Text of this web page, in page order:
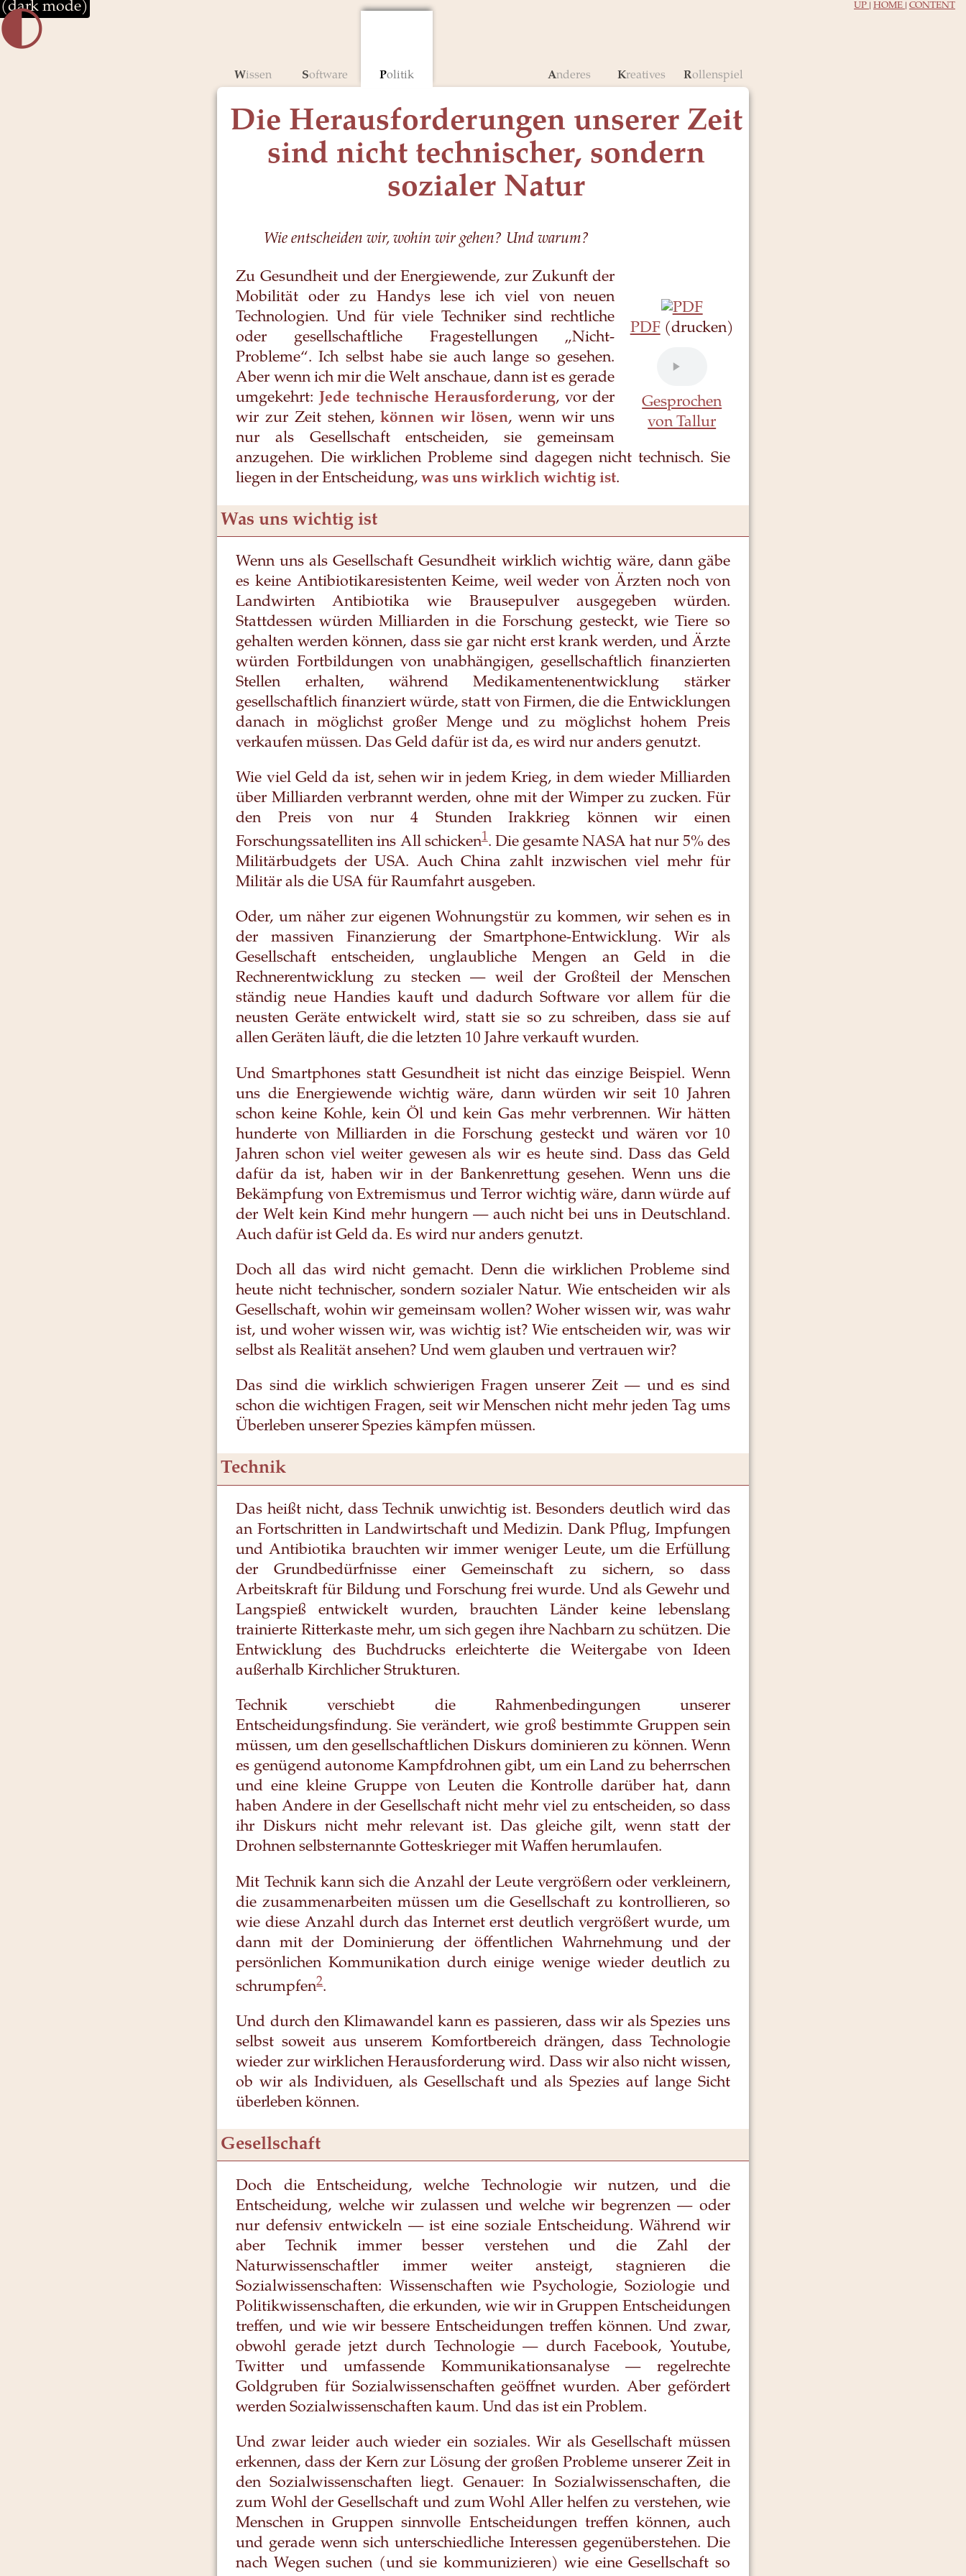
UP HOME CONTENT
Die Herausforderungen unserer Zeit
sind nicht technischer, sondern
sozialer Natur
Wissen Software Politik Anderes Kreatives Rollenspiel
(dark mode)
Wie entscheiden wir, wohin wir gehen? Und warum?
PDF (drucken)
Gesprochen
von Tallur
Zu Gesundheit und der Energiewende, zur Zukunft der
Mobilität oder zu Handys lese ich viel von neuen
Technologien. Und für viele Techniker sind rechtliche
oder gesell­schaftliche Frage­stel­lungen „Nicht-
Probleme“. Ich selbst habe sie auch lange so gesehen.
Aber wenn ich mir die Welt anschaue, dann ist es gerade
umgekehrt:
Jede technische Herausforderung, vor der
wir zur Zeit stehen,können wir lösen, wenn wir uns
nur als Gesellschaft entscheiden, sie gemeinsam
anzugehen. Die wirklichen Probleme sind dagegen nicht technisch. Sie
liegen in der Entscheidung,was uns wirklich wichtig ist.
Was uns wichtig ist
Wenn uns als Gesellschaft Gesundheit wirklich wichtig wäre, dann gäbe
es keine Antibiotikaresistenten Keime, weil weder von Ärzten noch von
Landwirten Antibiotika wie Brausepulver ausgegeben würden.
Stattdessen würden Milliarden in die Forschung gesteckt, wie Tiere so
gehalten werden können, dass sie gar nicht erst krank werden, und Ärzte
würden Fortbildungen von unabhängigen, gesellschaftlich finanzierten
Stellen erhalten, während Medikamentenentwicklung stärker
gesellschaftlich finanziert würde, statt von Firmen, die die Entwicklungen
danach in möglichst großer Menge und zu möglichst hohem Preis
verkaufen müssen. Das Geld dafür ist da, es wird nur anders genutzt.
Wie viel Geld da ist, sehen wir in jedem Krieg, in dem wieder Milliarden
über Milliarden verbrannt werden, ohne mit der Wimper zu zucken. Für
den Preis von nur 4 Stunden Irakkrieg können wir einen
Forschungssatelliten ins All schicken1. Die gesamte NASA hat nur 5% des
Militärbudgets der USA. Auch China zahlt inzwischen viel mehr für
Militär als die USA für Raumfahrt ausgeben.
Oder, um näher zur eigenen Wohnungstür zu kommen, wir sehen es in
der massiven Finanzierung der Smartphone-Entwicklung. Wir als
Gesellschaft entscheiden, unglaubliche Mengen an Geld in die
Rechnerentwicklung zu stecken — weil der Großteil der Menschen
ständig neue Handies kauft und dadurch Software vor allem für die
neusten Geräte entwickelt wird, statt sie so zu schreiben, dass sie auf
allen Geräten läuft, die die letzten 10 Jahre verkauft wurden.
Und Smartphones statt Gesundheit ist nicht das einzige Beispiel. Wenn
uns die Energiewende wichtig wäre, dann würden wir seit 10 Jahren
schon keine Kohle, kein Öl und kein Gas mehr verbrennen. Wir hätten
hunderte von Milliarden in die Forschung gesteckt und wären vor 10
Jahren schon viel weiter gewesen als wir es heute sind. Dass das Geld
dafür da ist, haben wir in der Bankenrettung gesehen. Wenn uns die
Bekämpfung von Extremismus und Terror wichtig wäre, dann würde auf
der Welt kein Kind mehr hungern — auch nicht bei uns in Deutschland.
Auch dafür ist Geld da. Es wird nur anders genutzt.
Doch all das wird nicht gemacht. Denn die wirklichen Probleme sind
heute nicht technischer, sondern sozialer Natur. Wie entscheiden wir als
Gesellschaft, wohin wir gemeinsam wollen? Woher wissen wir, was wahr
ist, und woher wissen wir, was wichtig ist? Wie entscheiden wir, was wir
selbst als Realität ansehen? Und wem glauben und vertrauen wir?
Das sind die wirklich schwierigen Fragen unserer Zeit — und es sind
schon die wichtigen Fragen, seit wir Menschen nicht mehr jeden Tag ums
Überleben unserer Spezies kämpfen müssen.
Technik
Das heißt nicht, dass Technik unwichtig ist. Besonders deutlich wird das
an Fortschritten in Landwirtschaft und Medizin. Dank Pflug, Impfungen
und Antibiotika brauchten wir immer weniger Leute, um die Erfüllung
der Grundbedürfnisse einer Gemeinschaft zu sichern, so dass
Arbeitskraft für Bildung und Forschung frei wurde. Und als Gewehr und
Langspieß entwickelt wurden, brauchten Länder keine lebenslang
trainierte Ritterkaste mehr, um sich gegen ihre Nachbarn zu schützen. Die
Entwicklung des Buchdrucks erleichterte die Weitergabe von Ideen
außerhalb Kirchlicher Strukturen.
Technik verschiebt die Rahmenbedingungen unserer
Entscheidungsfindung. Sie verändert, wie groß bestimmte Gruppen sein
müssen, um den gesellschaftlichen Diskurs dominieren zu können. Wenn
es genügend autonome Kampfdrohnen gibt, um ein Land zu beherrschen
und eine kleine Gruppe von Leuten die Kontrolle darüber hat, dann
haben Andere in der Gesellschaft nicht mehr viel zu entscheiden, so dass
ihr Diskurs nicht mehr relevant ist. Das gleiche gilt, wenn statt der
Drohnen selbsternannte Gotteskrieger mit Waffen herumlaufen.
Mit Technik kann sich die Anzahl der Leute vergrößern oder verkleinern,
die zusammenarbeiten müssen um die Gesellschaft zu kontrollieren, so
wie diese Anzahl durch das Internet erst deutlich vergrößert wurde, um
dann mit der Dominierung der öffentlichen Wahrnehmung und der
persönlichen Kommunikation durch einige wenige wieder deutlich zu
schrumpfen2.
Und durch den Klimawandel kann es passieren, dass wir als Spezies uns
selbst soweit aus unserem Komfortbereich drängen, dass Technologie
wieder zur wirklichen Herausforderung wird. Dass wir also nicht wissen,
ob wir als Individuen, als Gesellschaft und als Spezies auf lange Sicht
überleben können.
Gesellschaft
Doch die Entscheidung, welche Technologie wir nutzen, und die
Entscheidung, welche wir zulassen und welche wir begrenzen — oder
nur defensiv entwickeln — ist eine soziale Entscheidung. Während wir
aber Technik immer besser verstehen und die Zahl der
Naturwissenschaftler immer weiter ansteigt, stagnieren die
Sozialwissenschaften: Wissenschaften wie Psychologie, Soziologie und
Politikwissenschaften, die erkunden, wie wir in Gruppen Entscheidungen
treffen, und wie wir bessere Entscheidungen treffen können. Und zwar,
obwohl gerade jetzt durch Technologie — durch Facebook, Youtube,
Twitter und umfassende Kommunikationsanalyse — regelrechte
Goldgruben für Sozialwissenschaften geöffnet wurden. Aber gefördert
werden Sozialwissenschaften kaum. Und das ist ein Problem.
Und zwar leider auch wieder ein soziales. Wir als Gesellschaft müssen
erkennen, dass der Kern zur Lösung der großen Probleme unserer Zeit in
den Sozialwissenschaften liegt. Genauer: In Sozialwissenschaften, die
zum Wohl der Gesellschaft und zum Wohl Aller helfen zu verstehen, wie
Menschen in Gruppen sinnvolle Entscheidungen treffen können, auch
und gerade wenn sich unterschiedliche Interessen gegenüberstehen. Die
nach Wegen suchen (und sie kommunizieren) wie eine Gesellschaft so